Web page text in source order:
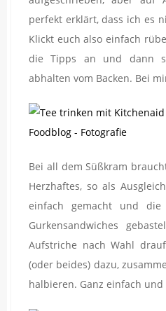
perfekt erklärt, dass ich es
Klickt euch also einfach
die Tipps an und dann
abhalten vom Backen. Bei
Bei all dem Süßkram
Herzhaftes, so als
einfach gemacht und die
Gurkensandwiches
Aufstriche nach Wahl
(oder beides) dazu,
halbieren. Ganz einfach und